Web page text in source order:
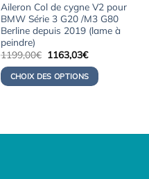
Aileron Col de cygne V2 pour
BMW Série 3 G20 /M3 G80
Berline depuis 2019 (lame à
peindre)
1199,00€ Le
prix
initial
était :
1199,00€.
1163,03€Le
actuel
est :
1163,03€.
CHOIX DES OPTIONS